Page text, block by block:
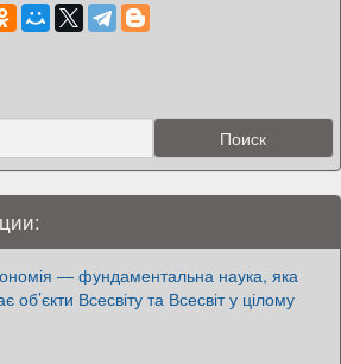
— фундаментальна наука, яка
об’єкти Всесвіту та Всесвіт у цілому